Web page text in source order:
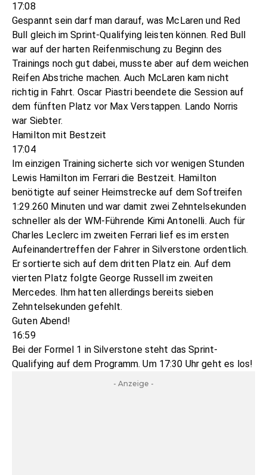
17:08
Gespannt sein darf man darauf, was McLaren und Red
Bull gleich im Sprint-Qualifying leisten können. Red Bull
war auf der harten Reifenmischung zu Beginn des
Trainings noch gut dabei, musste aber auf dem weichen
Reifen Abstriche machen. Auch McLaren kam nicht
richtig in Fahrt. Oscar Piastri beendete die Session auf
dem fünften Platz vor Max Verstappen. Lando Norris
war Siebter.
Hamilton mit Bestzeit
17:04
Im einzigen Training sicherte sich vor wenigen Stunden
Lewis Hamilton im Ferrari die Bestzeit. Hamilton
benötigte auf seiner Heimstrecke auf dem Softreifen
1:29.260 Minuten und war damit zwei Zehntelsekunden
schneller als der WM-Führende Kimi Antonelli. Auch für
Charles Leclerc im zweiten Ferrari lief es im ersten
Aufeinandertreffen der Fahrer in Silverstone ordentlich.
Er sortierte sich auf dem dritten Platz ein. Auf dem
vierten Platz folgte George Russell im zweiten
Mercedes. Ihm hatten allerdings bereits sieben
Zehntelsekunden gefehlt.
Guten Abend!
16:59
Bei der Formel 1 in Silverstone steht das Sprint-
Qualifying auf dem Programm. Um 17:30 Uhr geht es los!
- Anzeige -